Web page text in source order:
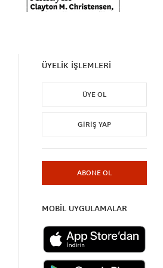
ÜYELİK İŞLEMLERİ
ÜYE OL
GIRIŞ YAP
ABONE OL
MOBİL UYGULAMALAR